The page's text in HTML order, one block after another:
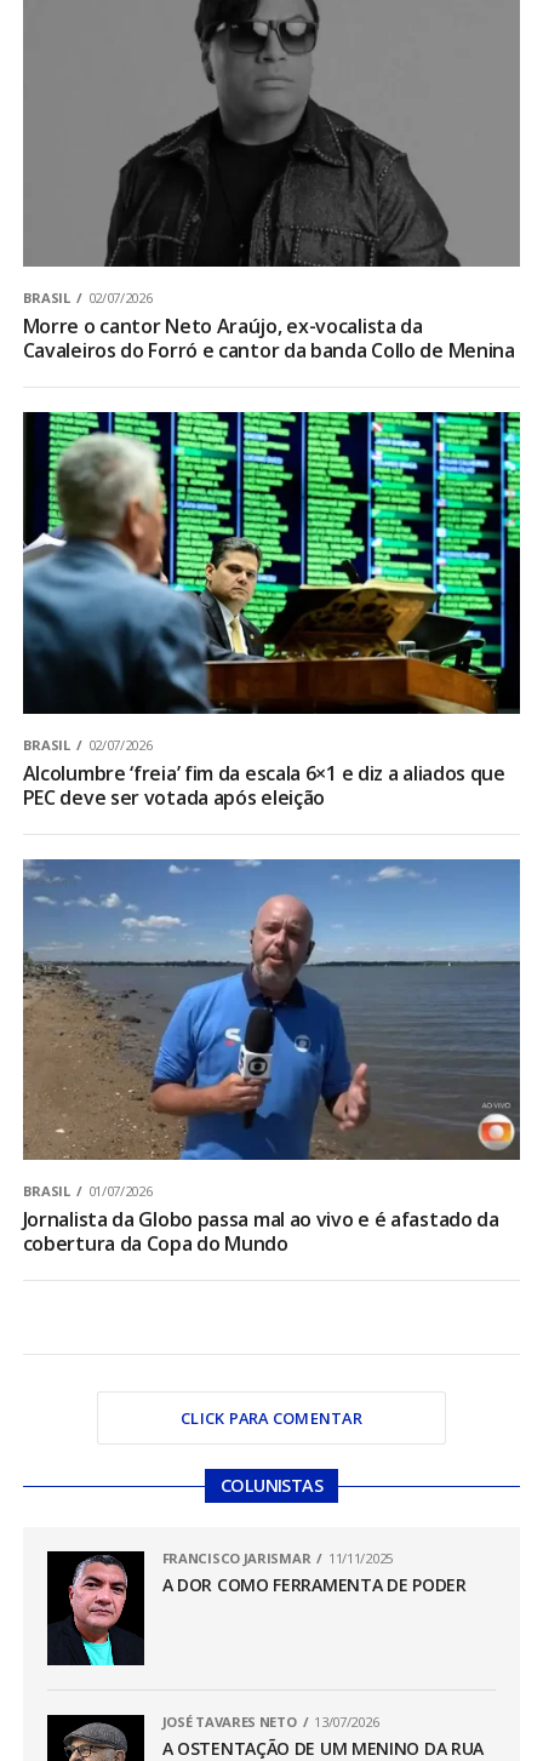
BRASIL 02/07/2026
Morre o cantor Neto Araújo, ex-vocalista da
Cavaleiros do Forró e cantor da banda Collo de Menina
BRASIL 02/07/2026
Alcolumbre ‘freia’ fim da escala 6×1 e diz a aliados que
PEC deve ser votada após eleição
BRASIL 01/07/2026
Jornalista da Globo passa mal ao vivo e é afastado da
cobertura da Copa do Mundo
CLICK PARA COMENTAR
COLUNISTAS
FRANCISCO JARISMAR 11/11/2025
A DOR COMO FERRAMENTA DE PODER
JOSÉ TAVARES NETO 13/07/2026
A OSTENTAÇÃO DE UM MENINO DA RUA